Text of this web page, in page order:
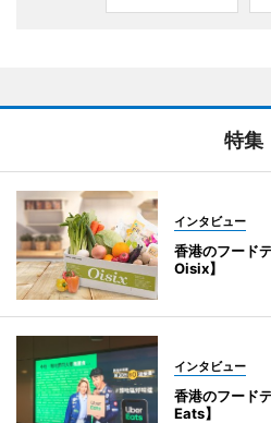
特集
インタビュー
香港のフード
Oisix】
インタビュー
香港のフード
Eats】